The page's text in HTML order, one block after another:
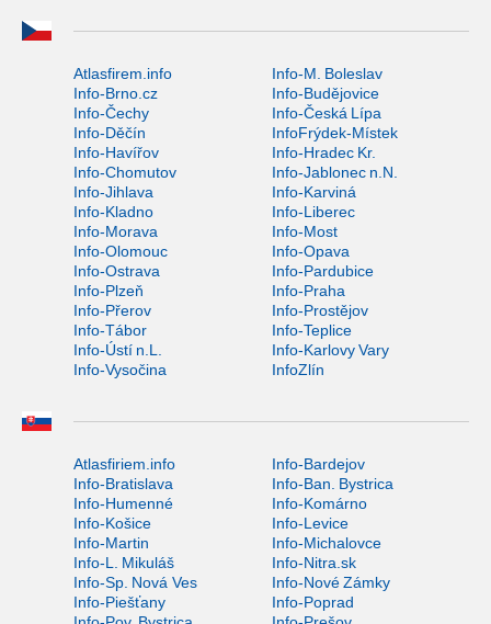
Atlasfirem.info
Info-M. Boleslav
Info-Brno.cz
Info-Budějovice
Info-Čechy
Info-Česká Lípa
Info-Děčín
InfoFrýdek-Místek
Info-Havířov
Info-Hradec Kr.
Info-Chomutov
Info-Jablonec n.N.
Info-Jihlava
Info-Karviná
Info-Kladno
Info-Liberec
Info-Morava
Info-Most
Info-Olomouc
Info-Opava
Info-Ostrava
Info-Pardubice
Info-Plzeň
Info-Praha
Info-Přerov
Info-Prostějov
Info-Tábor
Info-Teplice
Info-Ústí n.L.
Info-Karlovy Vary
Info-Vysočina
InfoZlín
Atlasfiriem.info
Info-Bardejov
Info-Bratislava
Info-Ban. Bystrica
Info-Humenné
Info-Komárno
Info-Košice
Info-Levice
Info-Martin
Info-Michalovce
Info-L. Mikuláš
Info-Nitra.sk
Info-Sp. Nová Ves
Info-Nové Zámky
Info-Piešťany
Info-Poprad